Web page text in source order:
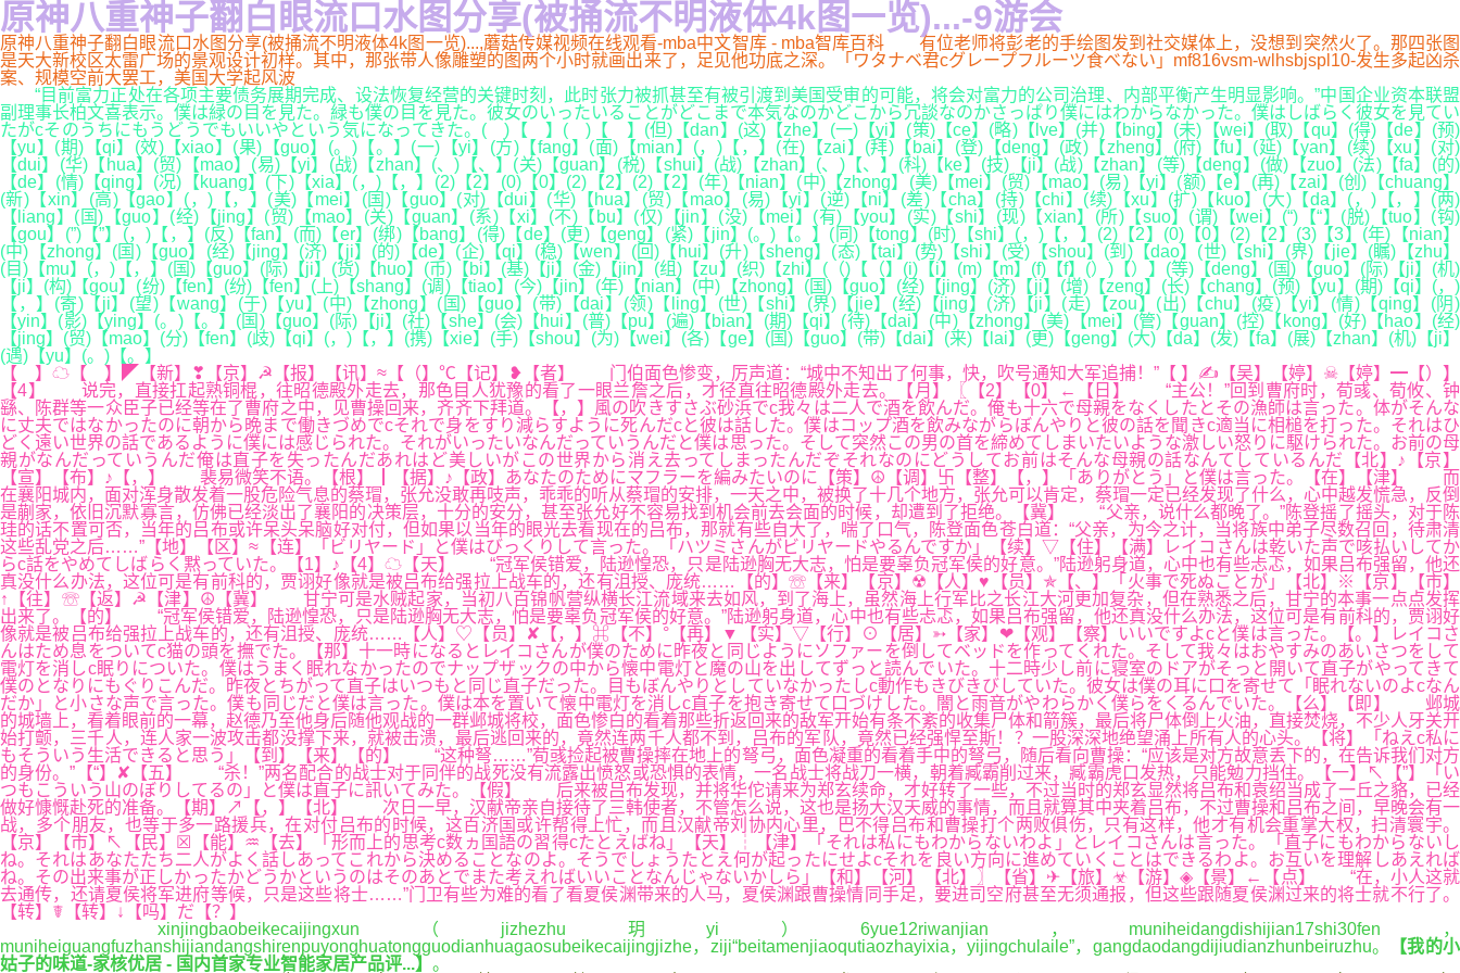
原神八重神子翻白眼流口水图分享(被捅流不明液体4k图一览)...-9游会
原神八重神子翻白眼流口水图分享(被捅流不明液体4k图一览)...,蘑菇传媒视频在线观看-mba中文智库 - mba智库百科 有位老师将彭老的手绘图发到社交媒体上，没想到突然火了。那四张图
是天大新校区太雷广场的景观设计初样。其中，那张带人像雕塑的图两个小时就画出来了，足见他功底之深。「ワタナベ君cグレープフルーツ食べない」mf816vsm-wlhsbjspl10-发生多起凶杀
案、规模空前大罢工，美国大学起风波
“目前富力正处在各项主要债务展期完成、设法恢复经营的关键时刻，此时张力被抓甚至有被引渡到美国受审的可能，将会对富力的公司治理、内部平衡产生明显影响。”中国企业资本联盟
副理事长柏文喜表示。僕は緑の目を見た。緑も僕の目を見た。彼女のいったいることがどこまで本気なのかどこから冗談なのかさっぱり僕にはわからなかった。僕はしばらく彼女を見てい
たがcそのうちにもうどうでもいいやという気になってきた。( )【 】( )【 】(但)【dan】(这)【zhe】(一)【yi】(策)【ce】(略)【lve】(并)【bing】(未)【wei】(取)【qu】(得)【de】(预)
【yu】(期)【qi】(效)【xiao】(果)【guo】(。)【。】(一)【yi】(方)【fang】(面)【mian】(，)【，】(在)【zai】(拜)【bai】(登)【deng】(政)【zheng】(府)【fu】(延)【yan】(续)【xu】(对)
【dui】(华)【hua】(贸)【mao】(易)【yi】(战)【zhan】(、)【、】(关)【guan】(税)【shui】(战)【zhan】(、)【、】(科)【ke】(技)【ji】(战)【zhan】(等)【deng】(做)【zuo】(法)【fa】(的)
【de】(情)【qing】(况)【kuang】(下)【xia】(，)【，】(2)【2】(0)【0】(2)【2】(2)【2】(年)【nian】(中)【zhong】(美)【mei】(贸)【mao】(易)【yi】(额)【e】(再)【zai】(创)【chuang】
(新)【xin】(高)【gao】(，)【，】(美)【mei】(国)【guo】(对)【dui】(华)【hua】(贸)【mao】(易)【yi】(逆)【ni】(差)【cha】(持)【chi】(续)【xu】(扩)【kuo】(大)【da】(，)【，】(两)
【liang】(国)【guo】(经)【jing】(贸)【mao】(关)【guan】(系)【xi】(不)【bu】(仅)【jin】(没)【mei】(有)【you】(实)【shi】(现)【xian】(所)【suo】(谓)【wei】(“)【“】(脱)【tuo】(钩)
【gou】(”)【”】(，)【，】(反)【fan】(而)【er】(绑)【bang】(得)【de】(更)【geng】(紧)【jin】(。)【。】(同)【tong】(时)【shi】(，)【，】(2)【2】(0)【0】(2)【2】(3)【3】(年)【nian】
(中)【zhong】(国)【guo】(经)【jing】(济)【ji】(的)【de】(企)【qi】(稳)【wen】(回)【hui】(升)【sheng】(态)【tai】(势)【shi】(受)【shou】(到)【dao】(世)【shi】(界)【jie】(瞩)【zhu】
(目)【mu】(，)【，】(国)【guo】(际)【ji】(货)【huo】(币)【bi】(基)【ji】(金)【jin】(组)【zu】(织)【zhi】(（)【（】(i)【i】(m)【m】(f)【f】(）)【）】(等)【deng】(国)【guo】(际)【ji】(机)
【ji】(构)【gou】(纷)【fen】(纷)【fen】(上)【shang】(调)【tiao】(今)【jin】(年)【nian】(中)【zhong】(国)【guo】(经)【jing】(济)【ji】(增)【zeng】(长)【chang】(预)【yu】(期)【qi】(，)
【，】(寄)【ji】(望)【wang】(于)【yu】(中)【zhong】(国)【guo】(带)【dai】(领)【ling】(世)【shi】(界)【jie】(经)【jing】(济)【ji】(走)【zou】(出)【chu】(疫)【yi】(情)【qing】(阴)
【yin】(影)【ying】(。)【。】(国)【guo】(际)【ji】(社)【she】(会)【hui】(普)【pu】(遍)【bian】(期)【qi】(待)【dai】(中)【zhong】(美)【mei】(管)【guan】(控)【kong】(好)【hao】(经)
【jing】(贸)【mao】(分)【fen】(歧)【qi】(，)【，】(携)【xie】(手)【shou】(为)【wei】(各)【ge】(国)【guo】(带)【dai】(来)【lai】(更)【geng】(大)【da】(发)【fa】(展)【zhan】(机)【ji】
(遇)【yu】(。)【。】
【 】☁【 】◤【新】❣【京】☭【报】【讯】≈【（】℃【记】❥【者】 门伯面色惨变，厉声道：“城中不知出了何事，快，吹号通知大军追捕！”【 】✍【吴】【婷】☠【婷】━【）】
【4】 说完，直接扛起熟铜棍，往昭德殿外走去，那色目人犹豫的看了一眼兰詹之后，才径直往昭德殿外走去。【月】〖【2】【0】←【日】 “主公！”回到曹府时，荀彧、荀攸、钟
繇、陈群等一众臣子已经等在了曹府之中，见曹操回来，齐齐下拜道。【，】風の吹きすさぶ砂浜でc我々は二人で酒を飲んだ。俺も十六で母親をなくしたとその漁師は言った。体がそんな
に丈夫ではなかったのに朝から晩まで働きづめでcそれで身をすり減らすように死んだcと彼は話した。僕はコップ酒を飲みながらぼんやりと彼の話を聞きc適当に相槌を打った。それはひ
どく遠い世界の話であるように僕には感じられた。それがいったいなんだっていうんだと僕は思った。そして突然この男の首を締めてしまいたいような激しい怒りに駆けられた。お前の母
親がなんだっていうんだ俺は直子を失ったんだあれはど美しいがこの世界から消え去ってしまったんだぞそれなのにどうしてお前はそんな母親の話なんてしているんだ【北】♪【京】
【宣】【布】♪【，】 裴易微笑不语。【根】┃【据】♪【政】あなたのためにマフラーを編みたいのに【策】☮【调】卐【整】【，】「ありがとう」と僕は言った。【在】【津】 而
在襄阳城内，面对浑身散发着一股危险气息的蔡瑁，张允没敢再吱声，乖乖的听从蔡瑁的安排，一天之中，被换了十几个地方，张允可以肯定，蔡瑁一定已经发现了什么，心中越发慌急，反倒
是蒯家，依旧沉默寡言，仿佛已经淡出了襄阳的决策层，十分的安分，甚至张允好不容易找到机会前去会面的时候，却遭到了拒绝。【冀】 “父亲，说什么都晚了。”陈登摇了摇头，对于陈
珪的话不置可否，当年的吕布或许呆头呆脑好对付，但如果以当年的眼光去看现在的吕布，那就有些自大了，喘了口气，陈登面色苍白道：“父亲，为今之计，当将族中弟子尽数召回，待肃清
这些乱党之后……”【地】【区】≈【连】「ビリヤード」と僕はびっくりして言った。「ハツミさんがビリヤードやるんですか」【续】▽【住】【满】レイコさんは乾いた声で咳払いしてか
らc話をやめてしばらく黙っていた。【1】♪【4】☁【天】 “冠军侯错爱，陆逊惶恐，只是陆逊胸无大志，怕是要辜负冠军侯的好意。”陆逊躬身道，心中也有些忐忑，如果吕布强留，他还
真没什么办法，这位可是有前科的，贾诩好像就是被吕布给强拉上战车的，还有沮授、庞统……【的】☏【来】【京】☢【人】♥【员】✯【、】「火事で死ぬことが」【北】※【京】【市】
↑【往】☏【返】☭【津】☮【冀】 甘宁可是水贼起家，当初八百锦帆营纵横长江流域来去如风，到了海上，虽然海上行军比之长江大河更加复杂，但在熟悉之后，甘宁的本事一点点发挥
出来了。【的】 “冠军侯错爱，陆逊惶恐，只是陆逊胸无大志，怕是要辜负冠军侯的好意。”陆逊躬身道，心中也有些忐忑，如果吕布强留，他还真没什么办法，这位可是有前科的，贾诩好
像就是被吕布给强拉上战车的，还有沮授、庞统……【人】♡【员】✘【，】⌘【不】°【再】▼【实】▽【行】⊙【居】➳【家】❤【观】【察】いいですよcと僕は言った。【。】レイコさ
んはため息をついてc猫の頭を撫でた。【那】十一時になるとレイコさんが僕のために昨夜と同じようにソファーを倒してベッドを作ってくれた。そして我々はおやすみのあいさつをして
電灯を消しc眠りについた。僕はうまく眠れなかったのでナップザックの中から懐中電灯と魔の山を出してずっと読んでいた。十二時少し前に寝室のドアがそっと開いて直子がやってきて
僕のとなりにもぐりこんだ。昨夜とちがって直子はいつもと同じ直子だった。目もぼんやりとしていなかったしc動作もきびきびしていた。彼女は僕の耳に口を寄せて「眠れないのよcなん
だか」と小さな声で言った。僕も同じだと僕は言った。僕は本を置いて懐中電灯を消しc直子を抱き寄せて口づけした。闇と雨音がやわらかく僕らをくるんでいた。【么】【即】 邺城
的城墙上，看着眼前的一幕，赵德乃至他身后随他观战的一群邺城将校，面色惨白的看着那些折返回来的敌军开始有条不紊的收集尸体和箭簇，最后将尸体倒上火油，直接焚烧，不少人牙关开
始打颤，三千人，连人家一波攻击都没撑下来，就被击溃，最后逃回来的，竟然连两千人都不到，吕布的军队，竟然已经强悍至斯！？一股深深地绝望涌上所有人的心头。【将】「ねえc私に
もそういう生活できると思う」【到】【来】【的】 “这种弩……”荀彧捡起被曹操摔在地上的弩弓，面色凝重的看着手中的弩弓，随后看向曹操：“应该是对方故意丢下的，在告诉我们对方
的身份。”【“】✘【五】 “杀！”两名配合的战士对于同伴的战死没有流露出愤怒或恐惧的表情，一名战士将战刀一横，朝着臧霸削过来，臧霸虎口发热，只能勉力挡住。【一】↖【”】「い
つもこういう山のぼりしてるの」と僕は直子に訊いてみた。【假】 后来被吕布发现，并将华佗请来为郑玄续命，才好转了一些，不过当时的郑玄显然将吕布和袁绍当成了一丘之貉，已经
做好慷慨赴死的准备。【期】↗【，】【北】 次日一早，汉献帝亲自接待了三韩使者，不管怎么说，这也是扬大汉天威的事情，而且就算其中夹着吕布，不过曹操和吕布之间，早晚会有一
战，多个朋友，也等于多一路援兵，在对付吕布的时候，这百济国或许帮得上忙，而且汉献帝刘协内心里，巴不得吕布和曹操打个两败俱伤，只有这样，他才有机会重掌大权，扫清寰宇。
【京】【市】↖【民】☒【能】♒【去】「形而上的思考c数ヵ国語の習得cたとえばね」【天】┆【津】「それは私にもわからないわよ」とレイコさんは言った。「直子にもわからないし
ね。それはあなたたち二人がよく話しあってこれから決めることなのよ。そうでしょうたとえ何が起ったにせよcそれを良い方向に進めていくことはできるわよ。お互いを理解しあえれば
ね。その出来事が正しかったかどうかというのはそのあとでまた考えればいいことなんじゃないかしら」【和】【河】【北】〗【省】✈【旅】☣【游】◈【景】←【点】 “在，小人这就
去通传，还请夏侯将军进府等候，只是这些将士……”门卫有些为难的看了看夏侯渊带来的人马，夏侯渊跟曹操情同手足，要进司空府甚至无须通报，但这些跟随夏侯渊过来的将士就不行了。
【转】☤【转】↓【吗】だ【？】
xinjingbaobeikecaijingxun（jizhezhu玥yi）6yue12riwanjian，muniheidangdishijian17shi30fen，
muniheiguangfuzhanshijiandangshirenpuyonghuatongguodianhuagaosubeikecaijingjizhe，ziji“beitamenjiaoqutiaozhayixia，yijingchulaile”，gangdaodangdijiudianzhunbeiruzhu。
【我的小
姑子的味道-家核优居 - 国内首家专业智能家居产品评...】 。